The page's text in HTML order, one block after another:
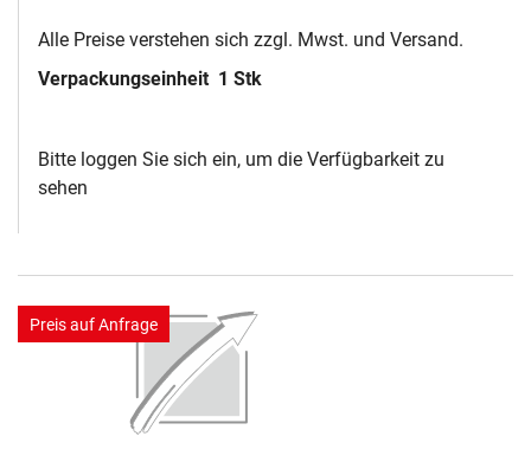
Alle Preise verstehen sich zzgl. Mwst. und Versand.
Verpackungseinheit 1 Stk
Bitte loggen Sie sich ein, um die Verfügbarkeit zu
sehen
Preis auf Anfrage